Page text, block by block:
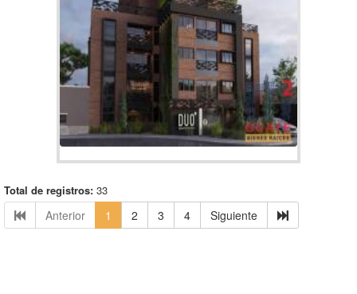
Total de registros: 33
Anterior 1 2 3 4 Siguiente